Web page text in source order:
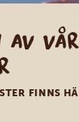
av
FINNS